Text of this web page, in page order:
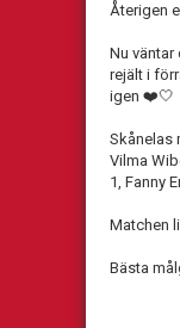
Återigen
Nu
rejält i
igen ❤️🤍
Skånelas
Vilma
1, Fanny
Matchen
Bästa